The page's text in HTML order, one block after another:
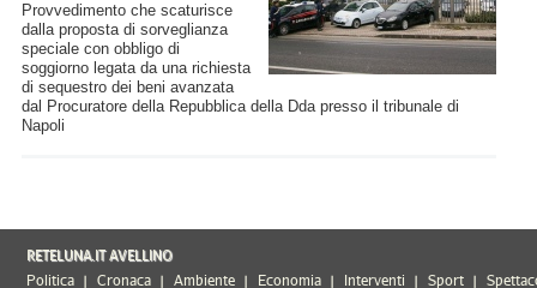
Provvedimento che scaturisce
dalla proposta di sorveglianza
speciale con obbligo di
soggiorno legata da una richiesta
di sequestro dei beni avanzata
dal Procuratore della Repubblica della Dda presso il tribunale di
Napoli